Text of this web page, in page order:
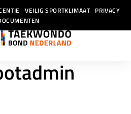
VEILIG SPORTKLIMAAT PRIVACY